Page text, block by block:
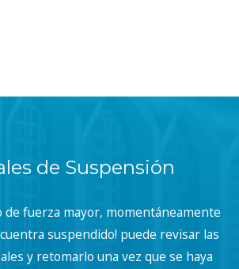
de Suspensión
de fuerza mayor, momentáneamente
suspendido! puede revisar las
y retomarlo una vez que se haya